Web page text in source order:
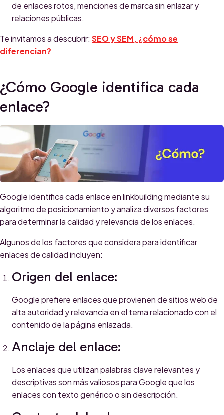
de enlaces rotos, menciones de marca sin enlazar y
relaciones públicas.
Te invitamos a descubrir: SEO y SEM, ¿cómo se
diferencian?
¿Cómo Google identifica cada
enlace?
Google identifica cada enlace en linkbuilding mediante su
algoritmo de posicionamiento y analiza diversos factores
para determinar la calidad y relevancia de los enlaces.
Algunos de los factores que considera para identificar
enlaces de calidad incluyen:
Origen del enlace:
Google prefiere enlaces que provienen de sitios web de
alta autoridad y relevancia en el tema relacionado con el
contenido de la página enlazada.
Anclaje del enlace:
Los enlaces que utilizan palabras clave relevantes y
descriptivas son más valiosos para Google que los
enlaces con texto genérico o sin descripción.